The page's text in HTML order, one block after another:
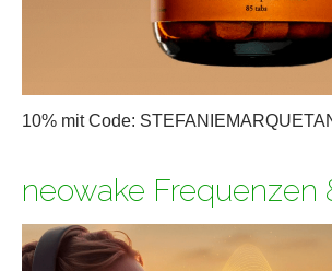
10% mit Code:
neowake Frequenzen